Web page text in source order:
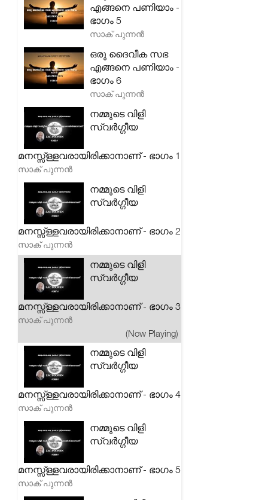
എങ്ങനെ പണിയാം -
ഭാഗം 5
സാക് പുന്നൻ
ഒരു ദൈവീക സഭ
എങ്ങനെ പണിയാം -
ഭാഗം 6
സാക് പുന്നൻ
നമ്മുടെ വിളി
സ്വർഗ്ഗീയ
മനസ്സ്ള്ളവരായിരിക്കാനാണ് - ഭാഗം 1
സാക് പുന്നൻ
നമ്മുടെ വിളി
സ്വർഗ്ഗീയ
മനസ്സ്ള്ളവരായിരിക്കാനാണ് - ഭാഗം 2
സാക് പുന്നൻ
നമ്മുടെ വിളി
സ്വർഗ്ഗീയ
മനസ്സ്ള്ളവരായിരിക്കാനാണ് - ഭാഗം 3
സാക് പുന്നൻ
(Now Playing)
നമ്മുടെ വിളി
സ്വർഗ്ഗീയ
മനസ്സ്ള്ളവരായിരിക്കാനാണ് - ഭാഗം 4
സാക് പുന്നൻ
നമ്മുടെ വിളി
സ്വർഗ്ഗീയ
മനസ്സ്ള്ളവരായിരിക്കാനാണ് - ഭാഗം 5
സാക് പുന്നൻ